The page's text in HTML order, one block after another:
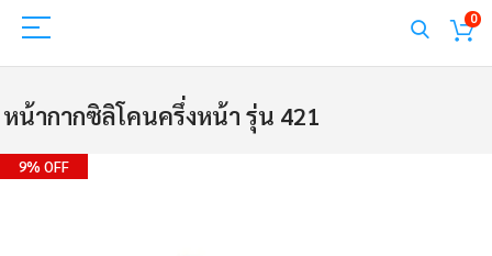
0
หน้ากากซิลิโคนครึ่งหน้า รุ่น 421
Skip
to
9% OFF